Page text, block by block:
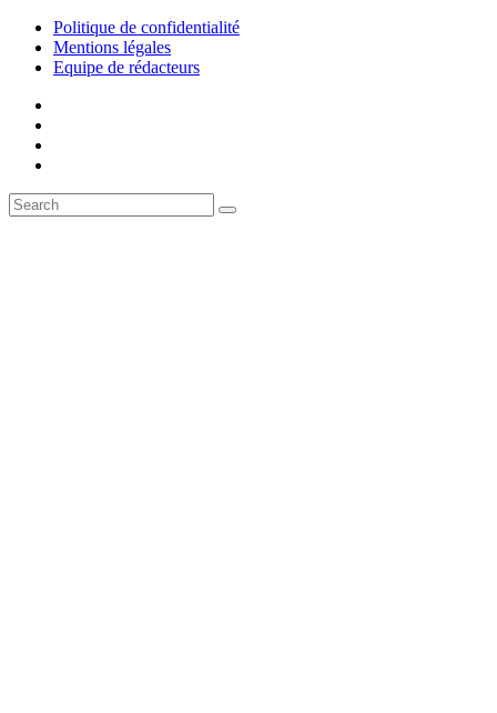
Politique de confidentialité
Mentions légales
Equipe de rédacteurs